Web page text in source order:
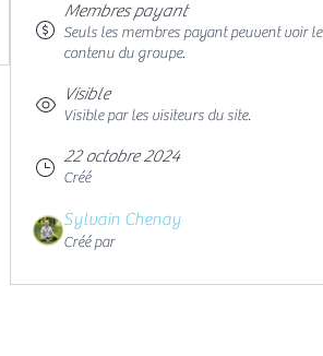
Membres payant
Seuls les membres payant peuvent voir le
contenu du groupe.
Visible
Visible par les visiteurs du site.
22 octobre 2024
Créé
Sylvain Chenay
Créé par